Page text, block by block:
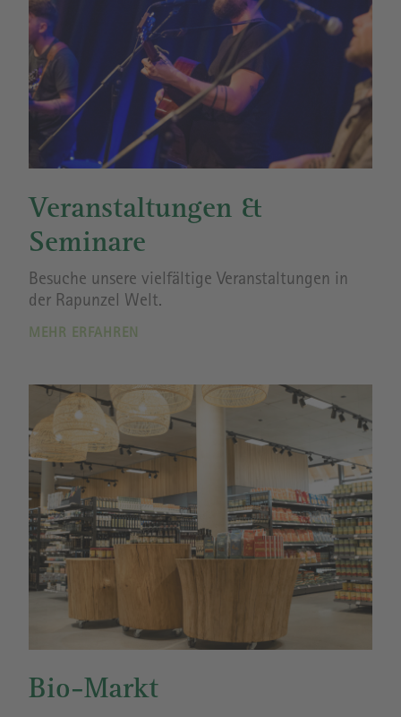
Veranstaltungen &
Seminare
Besuche unsere vielfältige Veranstaltungen in
der Rapunzel Welt.
MEHR ERFAHREN
Bio-Markt